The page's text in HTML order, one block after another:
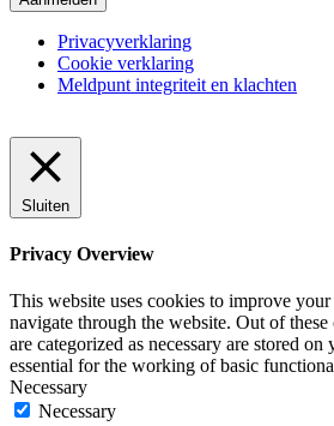
Privacyverklaring
Cookie verklaring
Meldpunt integriteit en klachten
Sluiten
Privacy Overview
This website uses cookies to improve
navigate through the website. Out of
are categorized as necessary are stored
essential for the working of basic
Necessary
Necessary